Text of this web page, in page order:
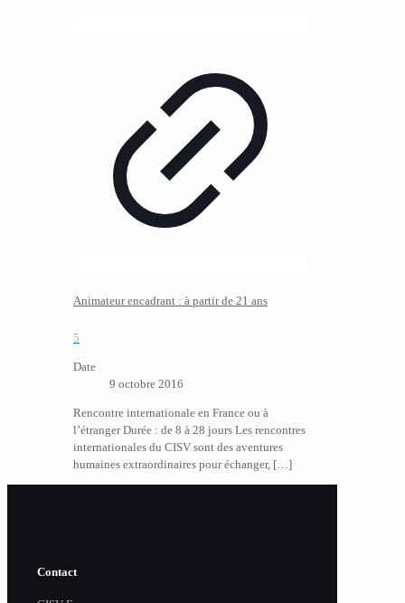
Animateur encadrant : à partir de 21 ans
5
Date
9 octobre 2016
Rencontre internationale en France ou à
l’étranger Durée : de 8 à 28 jours Les rencontres
internationales du CISV sont des aventures
humaines extraordinaires pour échanger, […]
Contact